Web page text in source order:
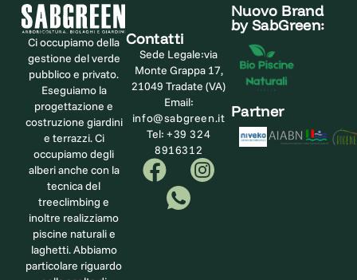
Ci occupiamo della
gestione del verde
pubblico e privato.
Eseguiamo la
progettazione e
costruzione giardini
e terrazzi. Ci
occupiamo degli
alberi anche con la
tecnica del
treeclimbing e
inoltre realizziamo
piscine naturali e
laghetti. Abbiamo
particolare riguardo
Contatti
Sede Legale:via
Monte Grappa 17,
21049 Tradate (VA)
Email:
info@sabgreen.it
Tel: +39 324
8916312
Nuovo Brand
by SabGreen:
Partner